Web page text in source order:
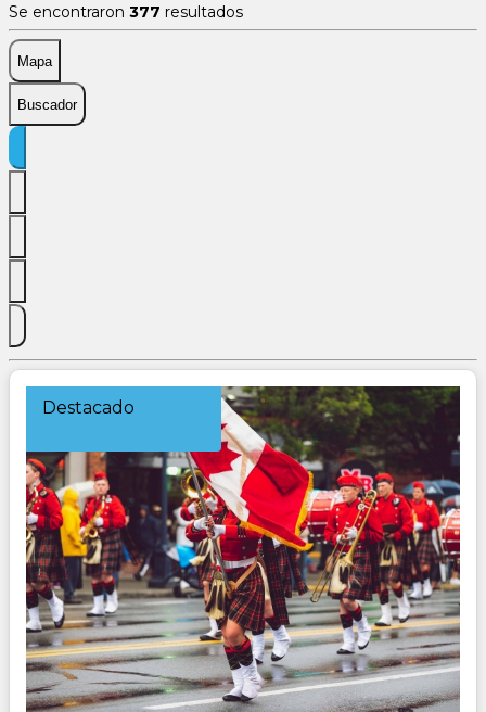
Se encontraron 377 resultados
Mapa
Buscador
Destacado